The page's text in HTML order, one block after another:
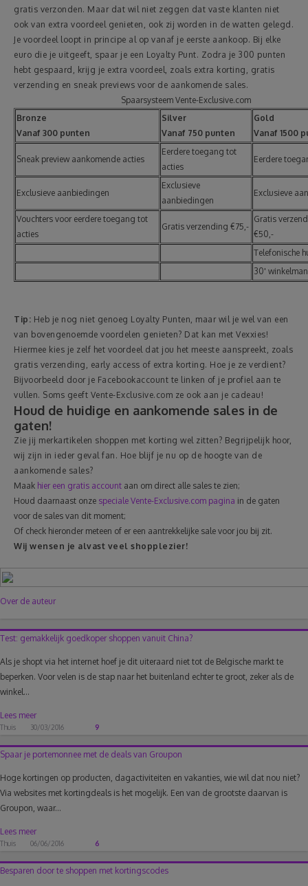
gratis verzonden. Maar dat wil niet zeggen dat vaste klanten niet
ook van extra voordeel genieten, ook zij worden in de watten gelegd.
Je voordeel loopt in principe al op vanaf je eerste aankoop. Bij elke
euro die je uitgeeft, spaar je een Loyalty Punt. Zodra je 300 punten
hebt gespaard, krijg je extra voordeel, zoals extra korting, gratis
verzending en sneak previews voor de aankomende sales.
Spaarsysteem Vente-Exclusive.com
Bronze
Vanaf 300 punten
Silver
Vanaf 750 punten
Gold
Vanaf 1500
Sneak preview aankomende acties
Eerdere toegang tot
acties
Eerdere
Exclusieve aanbiedingen
Exclusieve
aanbiedingen
Exclusieve
Vouchters voor eerdere toegang tot
acties
Gratis verzending €75,-
Gratis
€50,-
Telefonische
30'
Tip: Heb je nog niet genoeg Loyalty Punten, maar wil je wel van een
van bovengenoemde voordelen genieten? Dat kan met Vexxies!
Hiermee kies je zelf het voordeel dat jou het meeste aanspreekt, zoals
gratis verzending, early access of extra korting. Hoe je ze verdient?
Bijvoorbeeld door je Facebookaccount te linken of je profiel aan te
vullen. Soms geeft Vente-Exclusive.com ze ook aan je cadeau!
Houd de huidige en aankomende sales in de
gaten!
Zie jij merkartikelen shoppen met korting wel zitten? Begrijpelijk hoor,
wij zijn in ieder geval fan. Hoe blijf je nu op de hoogte van de
aankomende sales?
Maak hier een gratis account aan om direct alle sales te zien;
Houd daarnaast onze speciale Vente-Exclusive.com pagina in de gaten
voor de sales van dit moment;
Of check hieronder meteen of er een aantrekkelijke sale voor jou bij zit.
Wij wensen je alvast veel shopplezier!
Over de auteur
Test: gemakkelijk goedkoper shoppen vanuit China?
Als je shopt via het internet hoef je dit uiteraard niet tot de Belgische markt te
beperken. Voor velen is de stap naar het buitenland echter te groot, zeker als de
winkel...
Lees meer
Thuis 30/03/2016 9
Spaar je portemonnee met de deals van Groupon
Hoge kortingen op producten, dagactiviteiten en vakanties, wie wil dat nou niet?
Via websites met kortingdeals is het mogelijk. Een van de grootste daarvan is
Groupon, waar...
Lees meer
Thuis 06/06/2016 6
Besparen door te shoppen met kortingscodes